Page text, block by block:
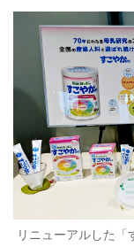
リニューアルした